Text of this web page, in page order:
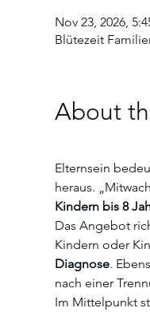
Nov 23, 2026,
Blütezeit
About
Elternsein
heraus.
Kindern bis 8
Das Angebot
Kindern oder
Diagnose.
nach einer
Im Mittelpunkt